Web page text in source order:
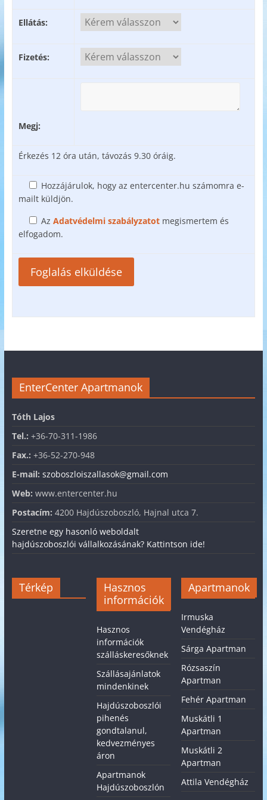
Ellátás:
Fizetés:
Megj:
Érkezés 12 óra után, távozás 9.30 óráig.
Hozzájárulok, hogy az entercenter.hu számomra e-
mailt küldjön.
Az Adatvédelmi szabályzatot megismertem és
elfogadom.
EnterCenter Apartmanok
Tóth Lajos
Tel.: +36-70-311-1986
Fax.: +36-52-270-948
E-mail: szoboszloiszallasok@gmail.com
Web: www.entercenter.hu
Postacím: 4200 Hajdúszoboszló, Hajnal utca 7.
Szeretne egy hasonló weboldalt
hajdúszoboszlói vállalkozásának? Kattintson ide!
Térkép
Hasznos
információk
Hasznos
információk
szálláskeresőknek
Szállásajánlatok
mindenkinek
Hajdúszoboszlói
pihenés
gondtalanul,
kedvezményes
áron
Apartmanok
Hajdúszoboszlón
Apartmanok
Irmuska
Vendégház
Sárga Apartman
Rózsaszín
Apartman
Fehér Apartman
Muskátli 1
Apartman
Muskátli 2
Apartman
Attila Vendégház